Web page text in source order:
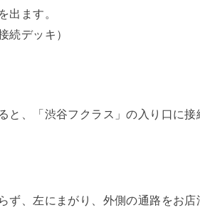
出ます。
続デッキ）
と、「渋谷フクラス」の入り口に接
ず、左にまがり、外側の通路をお店